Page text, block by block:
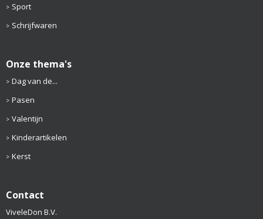
Sport
Schrijfwaren
Onze thema's
Dag van de...
Pasen
Valentijn
Kinderartikelen
Kerst
Contact
ViveleDon B.V.